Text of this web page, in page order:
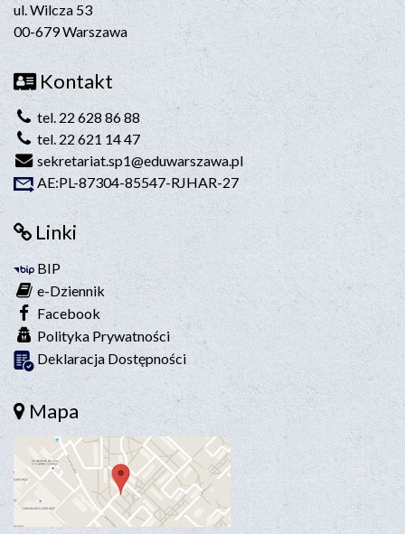
ul. Wilcza 53
00-679 Warszawa
Kontakt
tel. 22 628 86 88
tel. 22 621 14 47
sekretariat.sp1@eduwarszawa.pl
AE:PL-87304-85547-RJHAR-27
Linki
BIP
e-Dziennik
Facebook
Polityka Prywatności
Deklaracja Dostępności
Mapa